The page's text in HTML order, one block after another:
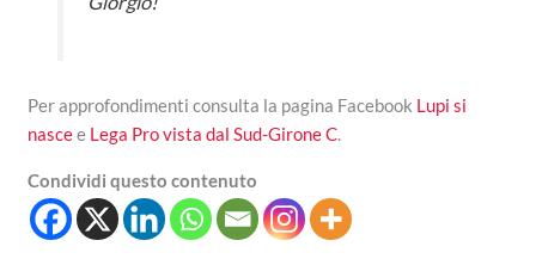
Per approfondimenti consulta la pagina Facebook Lupi si
nascee Lega Pro vista dal Sud-Girone C.
Condividi questo contenuto